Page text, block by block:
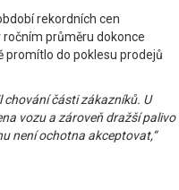
rekordních cen
průměru dokonce
promítlo do poklesu prodejů
chování části zákazníků. U
vozu a zároveň dražší palivo
není ochotna akceptovat,“